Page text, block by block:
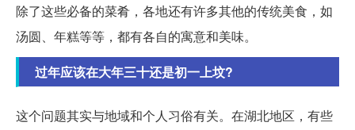
除了这些必备的菜肴，各地还有许多其他的传统美食，如
汤圆、年糕等等，都有各自的寓意和美味。
过年应该在大年三十还是初一上坟?
这个问题其实与地域和个人习俗有关。在湖北地区，有些